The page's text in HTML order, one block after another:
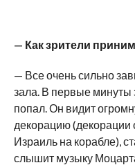
— Как зрители
— Все очень сильно
зала. В первые минуты
попал. Он видит
декорацию (декорации
Израиль на корабле),
слышит музыку